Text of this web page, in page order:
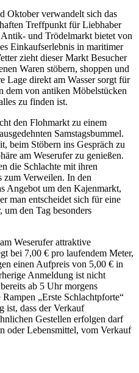
Oktober verwandelt sich das
Treffpunkt für Liebhaber
und Trödelmarkt bietet von
Einkaufserlebnis in maritimer
zieht dieser Markt Besucher
Waren stöbern, shoppen und
Lage direkt am Wasser sorgt für
dem von antiken Möbelstücken
zu finden ist.
den Flohmarkt zu einem
Samstagsbummel.
beim Stöbern ins Gespräch zu
am Weserufer zu genießen.
die Schlachte mit ihren
zum Verweilen. In den
Angebot um den Kajenmarkt,
man entscheidet sich für eine
den Tag besonders
Weserufer attraktive
bei 7,00 € pro laufendem Meter,
einen Aufpreis von 5,00 € in
Anmeldung ist nicht
ab 5 Uhr morgens
„Erste Schlachtpforte“
ist, dass der Verkauf
Gestellen erfolgen darf
oder Lebensmittel, vom Verkauf